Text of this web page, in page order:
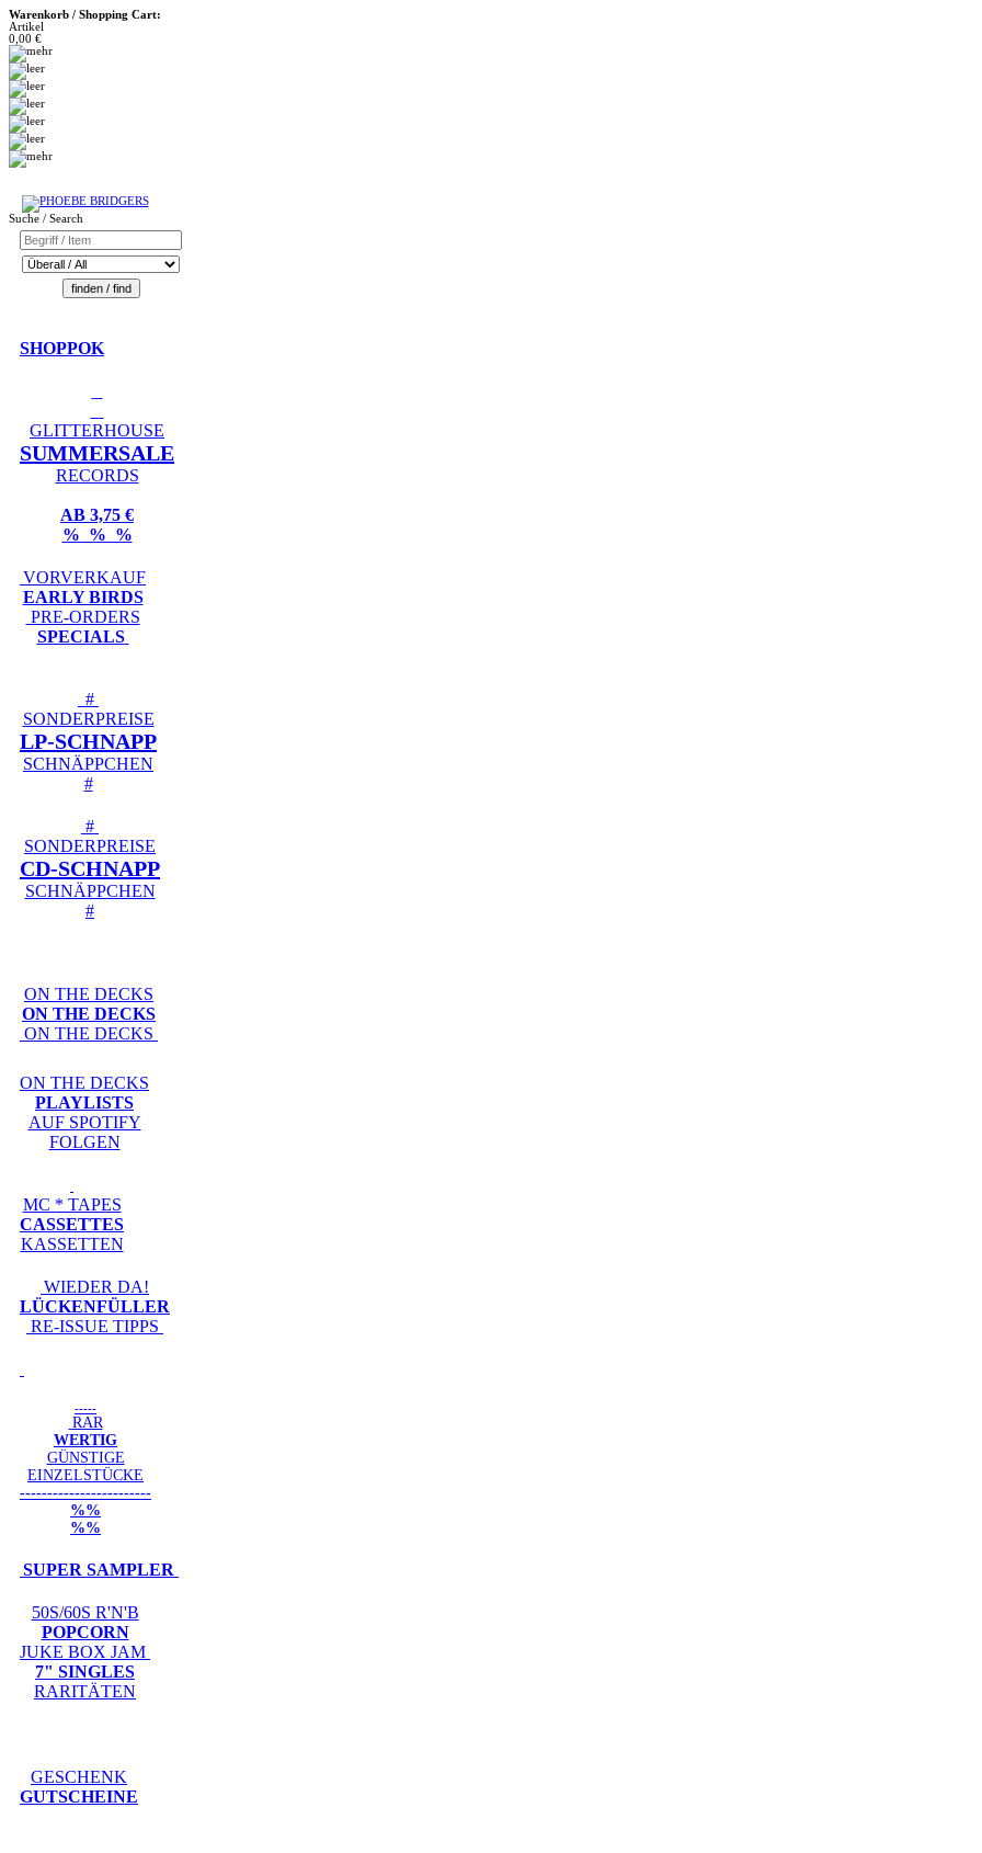
Warenkorb / Shopping Cart:
Artikel
0,00 €
Suche / Search
SHOPPOK
GLITTERHOUSE
SUMMERSALE
RECORDS
AB 3,75 €
% % %
VORVERKAUF
EARLY BIRDS
PRE-ORDERS
SPECIALS
#
SONDERPREISE
LP-SCHNAPP
SCHNÄPPCHEN
#
#
SONDERPREISE
CD-SCHNAPP
SCHNÄPPCHEN
#
ON THE DECKS
ON THE DECKS
ON THE DECKS
ON THE DECKS
PLAYLISTS
AUF SPOTIFY
FOLGEN
MC * TAPES
CASSETTES
KASSETTEN
WIEDER DA!
LÜCKENFÜLLER
RE-ISSUE TIPPS
-----
RAR
WERTIG
GÜNSTIGE
EINZELSTÜCKE
------------------------
%%
%%
SUPER SAMPLER
50S/60S R'N'B
POPCORN
JUKE BOX JAM
7" SINGLES
RARITÄTEN
GESCHENK
GUTSCHEINE